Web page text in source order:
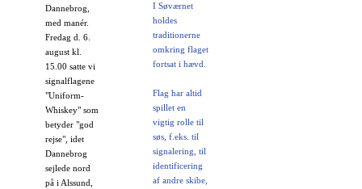
Dannebrog,
med manér.
Fredag d. 6.
august kl.
15.00 satte vi
signalflagene
"Uniform-
Whiskey" som
betyder "god
rejse", idet
Dannebrog
sejlede nord
på i Alssund,
I Søværnet
holdes
traditionerne
omkring flaget
fortsat i hævd.
Flag har altid
spillet en
vigtig rolle til
søs, f.eks. til
signalering, til
identificering
af andre skibe,